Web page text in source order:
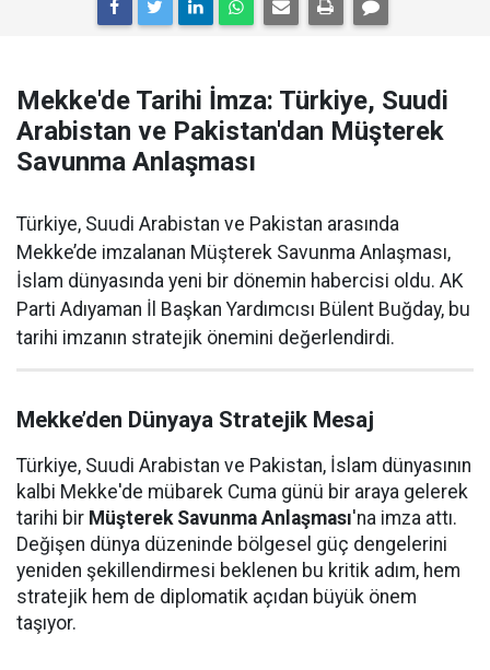
Mekke'de Tarihi İmza: Türkiye, Suudi
Arabistan ve Pakistan'dan Müşterek
Savunma Anlaşması
Türkiye, Suudi Arabistan ve Pakistan arasında
Mekke’de imzalanan Müşterek Savunma Anlaşması,
İslam dünyasında yeni bir dönemin habercisi oldu. AK
Parti Adıyaman İl Başkan Yardımcısı Bülent Buğday, bu
tarihi imzanın stratejik önemini değerlendirdi.
Mekke’den Dünyaya Stratejik Mesaj
Türkiye, Suudi Arabistan ve Pakistan, İslam dünyasının
kalbi Mekke'de mübarek Cuma günü bir araya gelerek
tarihi bir Müşterek Savunma Anlaşması'na imza attı.
Değişen dünya düzeninde bölgesel güç dengelerini
yeniden şekillendirmesi beklenen bu kritik adım, hem
stratejik hem de diplomatik açıdan büyük önem
taşıyor.